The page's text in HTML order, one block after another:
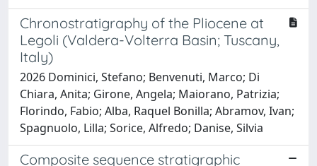
Chronostratigraphy of the Pliocene at
Legoli (Valdera-Volterra Basin; Tuscany,
Italy)
2026 Dominici, Stefano; Benvenuti, Marco; Di
Chiara, Anita; Girone, Angela; Maiorano, Patrizia;
Florindo, Fabio; Alba, Raquel Bonilla; Abramov, Ivan;
Spagnuolo, Lilla; Sorice, Alfredo; Danise, Silvia
Composite sequence stratigraphic